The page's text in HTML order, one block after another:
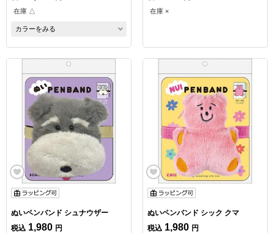
在庫 △
カラーをみる
在庫 ×
ぬいペンバンド シュナウザー
税込 1,980 円
ぬいペンバンド シック クマ
税込 1,980 円